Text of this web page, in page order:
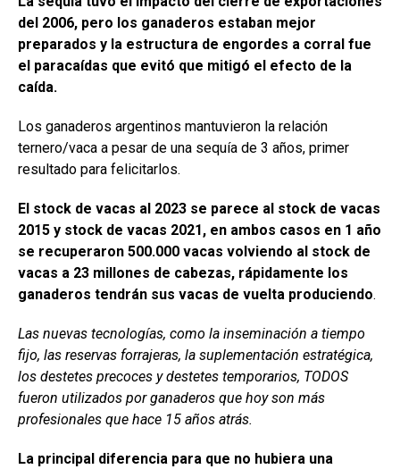
del 2006, pero los ganaderos estaban mejor
preparados y la estructura de engordes a corral fue
el paracaídas que evitó que mitigó el efecto de la
caída.
Los ganaderos argentinos mantuvieron la relación
ternero/vaca a pesar de una sequía de 3 años, primer
resultado para felicitarlos.
El stock de vacas al 2023 se parece al stock de vacas
2015 y stock de vacas 2021, en ambos casos en 1 año
se recuperaron 500.000 vacas volviendo al stock de
vacas a 23 millones de cabezas, rápidamente los
ganaderos tendrán sus vacas de vuelta produciendo.
Las nuevas tecnologías, como la inseminación a tiempo
fijo, las reservas forrajeras, la suplementación estratégica,
los destetes precoces y destetes temporarios, TODOS
fueron utilizados por ganaderos que hoy son más
profesionales que hace 15 años atrás.
La principal diferencia para que no hubiera una